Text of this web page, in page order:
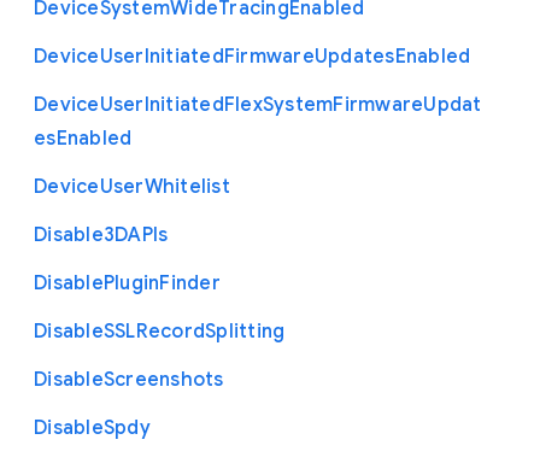
DeviceSystemWideTracingEnabled
DeviceUserInitiatedFirmwareUpdatesEnabled
DeviceUserInitiatedFlexSystemFirmwareUpdat
esEnabled
DeviceUserWhitelist
Disable3DAPIs
DisablePluginFinder
DisableSSLRecordSplitting
DisableScreenshots
DisableSpdy